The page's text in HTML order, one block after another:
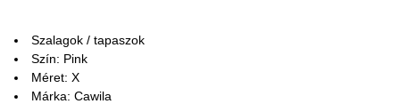
Szalagok / tapaszok
Szín: Pink
Méret: X
Márka: Cawila